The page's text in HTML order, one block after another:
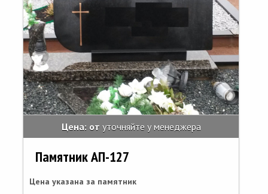
Цена: от уточняйте у менеджера
Памятник АП-127
Цена указана за памятник